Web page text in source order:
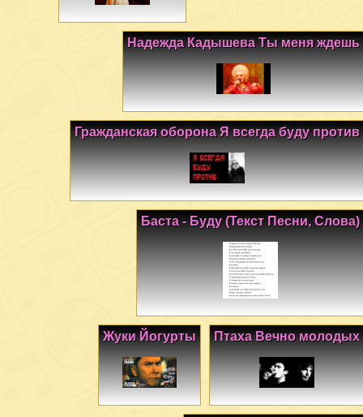
Надежда Кадышева Ты меня ждешь
Гражданская оборона Я всегда буду против
Баста - Буду (Текст Песни, Слова)
Птаха Вечно молодых
Жуки Йогурты